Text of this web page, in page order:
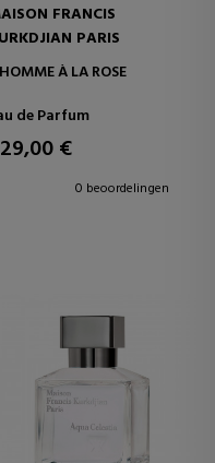
FRANCIS
PARIS
À LA ROSE
de Parfum
€
0 beoordelingen